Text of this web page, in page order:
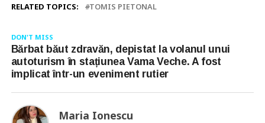
RELATED TOPICS: TOMIS PIETONAL
DON'T MISS
Bărbat băut zdravăn, depistat la volanul unui
autoturism în stațiunea Vama Veche. A fost
implicat într-un eveniment rutier
Maria Ionescu